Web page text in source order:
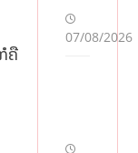
ຄື
07/08/2026